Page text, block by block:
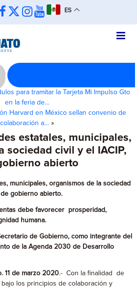
ES
para tramitar la Tarjeta Mi Impulso Gto
en la feria de…
Harvard en México sellan convenio de
colaboración a… »
estatales, municipales,
sociedad civil y el IACIP,
abierto
municipales, organismos de la sociedad
de gobierno abierto.
debe favorecer prosperidad,
humana.
de Gobierno, como integrante del
de la Agenda 2030 de Desarrollo
11 de marzo 2020.- Con la finalidad de
los principios de colaboración y